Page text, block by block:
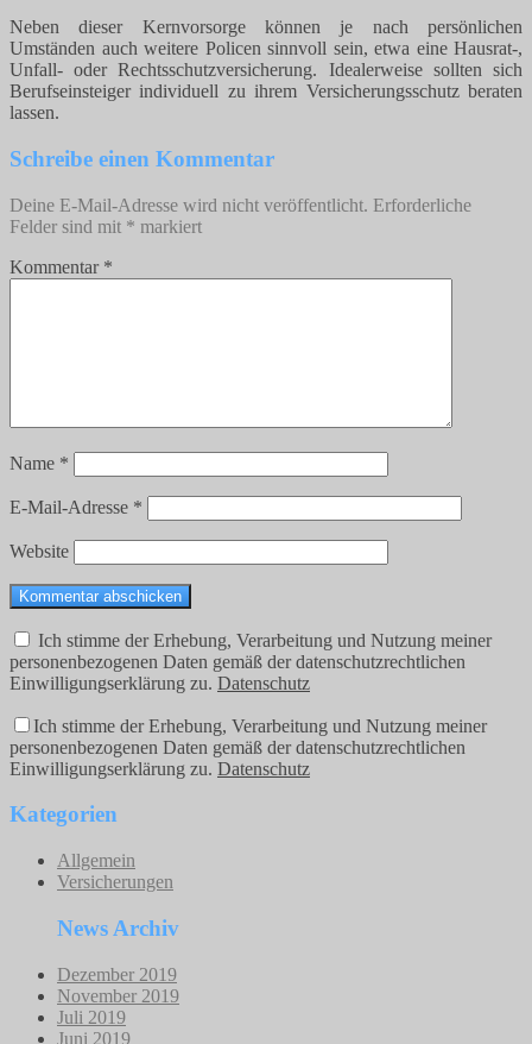
Neben dieser Kernvorsorge können je nach persönlichen
Umständen auch weitere Policen sinnvoll sein, etwa eine Hausrat-,
Unfall- oder Rechtsschutzversicherung. Idealerweise sollten sich
Berufseinsteiger individuell zu ihrem Versicherungsschutz beraten
lassen.
Schreibe einen Kommentar
Deine E-Mail-Adresse wird nicht veröffentlicht. Erforderliche
Felder sind mit * markiert
Kommentar *
Name *
E-Mail-Adresse *
Website
Ich stimme der Erhebung, Verarbeitung und Nutzung meiner
personenbezogenen Daten gemäß der datenschutzrechtlichen
Einwilligungserklärung zu. Datenschutz
Ich stimme der Erhebung, Verarbeitung und Nutzung meiner
personenbezogenen Daten gemäß der datenschutzrechtlichen
Einwilligungserklärung zu. Datenschutz
Kategorien
Allgemein
Versicherungen
News Archiv
Dezember 2019
November 2019
Juli 2019
Juni 2019